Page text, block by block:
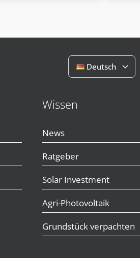
Deutsch
Wissen
News
Ratgeber
Solar Investment
Agri-Photovoltaik
Grundstück verpachten